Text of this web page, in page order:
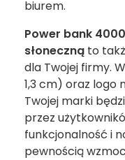
biurem.
Power bank
słoneczną to
dla Twojej firmy.
1,3 cm) oraz logo
Twojej marki
przez
funkcjonalność i
pewnością